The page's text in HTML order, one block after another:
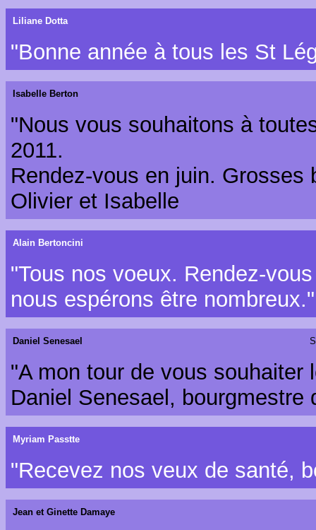
Liliane Dotta
"Bonne année à tous les St
Isabelle Berton
"Nous vous souhaitons à
2011.
Rendez-vous en juin. Grosses
Olivier et Isabelle
Alain Bertoncini
"Tous nos voeux. Rendez-
nous espérons être nombreux."
Daniel Senesael
"A mon tour de vous souhaiter
Daniel Senesael, bourgmestre
Myriam Passtte
"Recevez nos veux de santé,
Jean et Ginette Damaye